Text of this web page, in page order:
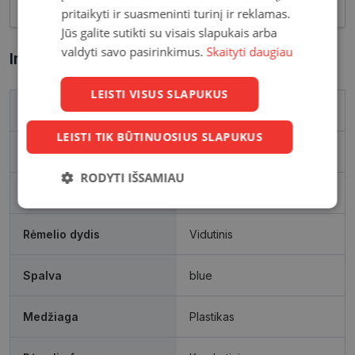
Informacija apie prekę
Prekės ženklas ARMANI EXCHANGE
Išleidimo metai 2024
Rėmelio dydis Vidutinis
Spalva blue
Medžiaga Plastikas
pritaikyti ir suasmeninti turinį ir reklamas.
Jūs galite sutikti su visais slapukais arba
valdyti savo pasirinkimus. Skaityti daugiau
LEISTI VISUS SLAPUKUS
LEISTI TIK BŪTINUOSIUS SLAPUKUS
RODYTI IŠSAMIAU
Būtinieji
Statistikos
Rinkodaros
Neklasifikuoti
slapukai